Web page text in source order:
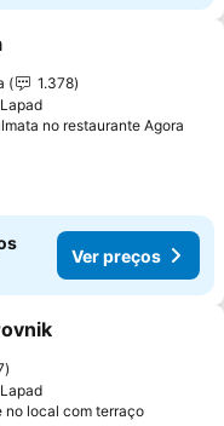
aos favoritos
1.378
no restaurante Agora
Ver preços
aos favoritos
no local com terraçoVer